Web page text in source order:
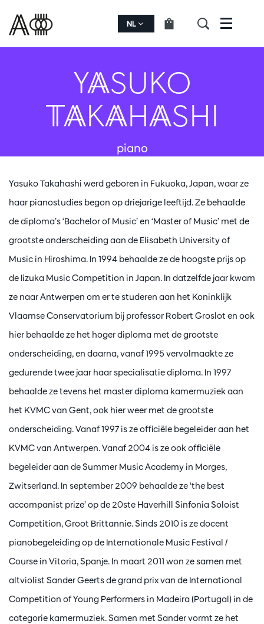
NL Menu
YASUKO
TAKAHASHI
piano
Yasuko Takahashi werd geboren in Fukuoka, Japan, waar ze
haar pianostudies begon op driejarige leeftijd. Ze behaalde
de diploma’s ‘Bachelor of Music’ en ‘Master of Music’ met de
grootste onderscheiding aan de Elisabeth University of
Music in Hiroshima. In 1994 behaalde ze de hoogste prijs op
de Iizuka Music Competition in Japan. In datzelfde jaar kwam
ze naar Antwerpen om er te studeren aan het Koninklijk
Vlaamse Conservatorium bij professor Robert Groslot en ook
hier behaalde ze het hoger diploma met de grootste
onderscheiding, en daarna, vanaf 1995 vervolmaakte ze
gedurende twee jaar haar specialisatie diploma. In 1997
behaalde ze tevens het master diploma kamermuziek aan
het KVMC van Gent, ook hier weer met de grootste
onderscheiding. Vanaf 1997 is ze officiële begeleider aan het
KVMC van Antwerpen. Vanaf 2004 is ze ook officiële
begeleider aan de Summer Music Academy in Morges,
Zwitserland. In september 2009 behaalde ze ‘the best
accompanist prize’ op de 20ste Haverhill Sinfonia Soloist
Competition, Groot Brittannie. Sinds 2010 is ze docent
pianobegeleiding op de Internationale Music Festival /
Course in Vitoria, Spanje. In maart 2011 won ze samen met
altviolist Sander Geerts de grand prix van de International
Competition of Young Performers in Madeira (Portugal) in de
categorie kamermuziek. Samen met Sander vormt ze het